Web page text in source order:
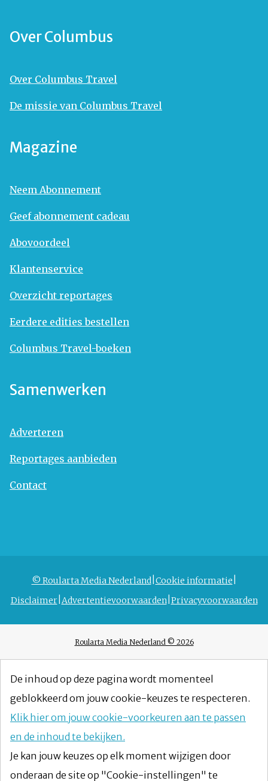
Over Columbus
Over Columbus Travel
De missie van Columbus Travel
Magazine
Neem Abonnement
Geef abonnement cadeau
Abovoordeel
Klantenservice
Overzicht reportages
Eerdere edities bestellen
Columbus Travel-boeken
Samenwerken
Adverteren
Reportages aanbieden
Contact
© Roularta Media Nederland Cookie informatie
Disclaimer Advertentievoorwaarden Privacyvoorwaarden
Roularta Media Nederland © 2026
De inhoud op deze pagina wordt momenteel
geblokkeerd om jouw cookie-keuzes te respecteren.
Klik hier om jouw cookie-voorkeuren aan te passen
en de inhoud te bekijken.
Je kan jouw keuzes op elk moment wijzigen door
onderaan de site op "Cookie-instellingen" te